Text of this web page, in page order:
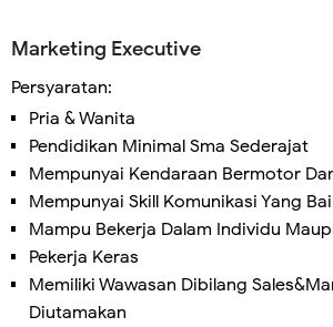
Marketing Executive
Persyaratan:
Pria & Wanita
Pendidikan Minimal Sma Sederajat
Mempunyai Kendaraan Bermotor
Mempunyai Skill Komunikasi Yang
Mampu Bekerja Dalam Individu
Pekerja Keras
Memiliki Wawasan Dibilang
Diutamakan